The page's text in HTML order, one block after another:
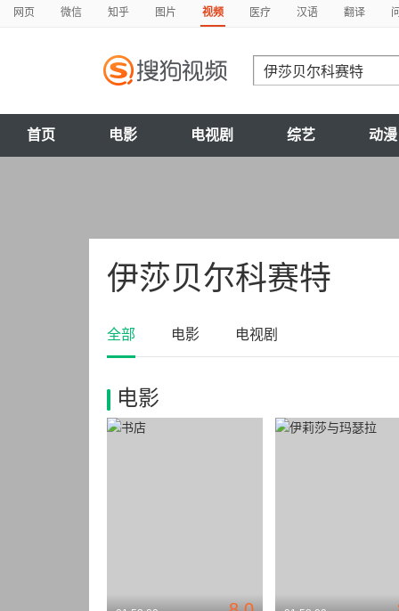
网页 微信 知乎 图片 视频 医疗 汉语 翻译
首页 电影 电视剧 综艺 动漫
伊莎贝尔科赛特
全部 电影 电视剧
电影